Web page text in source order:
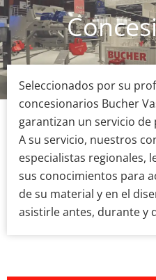
Seleccionados por su
concesionarios Bucher
garantizan un servicio
A su servicio, nuestros
especialistas regionales,
sus conocimientos para
de su material y en el
asistirle antes, durante y